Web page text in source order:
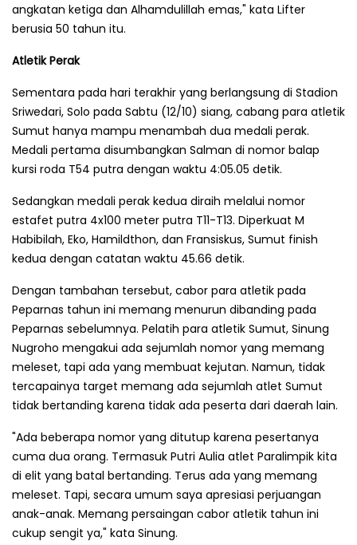
angkatan ketiga dan Alhamdulillah emas," kata Lifter
berusia 50 tahun itu.
Atletik Perak
Sementara pada hari terakhir yang berlangsung di Stadion
Sriwedari, Solo pada Sabtu (12/10) siang, cabang para atletik
Sumut hanya mampu menambah dua medali perak.
Medali pertama disumbangkan Salman di nomor balap
kursi roda T54 putra dengan waktu 4:05.05 detik.
Sedangkan medali perak kedua diraih melalui nomor
estafet putra 4x100 meter putra T11-T13. Diperkuat M
Habibilah, Eko, Hamildthon, dan Fransiskus, Sumut finish
kedua dengan catatan waktu 45.66 detik.
Dengan tambahan tersebut, cabor para atletik pada
Peparnas tahun ini memang menurun dibanding pada
Peparnas sebelumnya. Pelatih para atletik Sumut, Sinung
Nugroho mengakui ada sejumlah nomor yang memang
meleset, tapi ada yang membuat kejutan. Namun, tidak
tercapainya target memang ada sejumlah atlet Sumut
tidak bertanding karena tidak ada peserta dari daerah lain.
"Ada beberapa nomor yang ditutup karena pesertanya
cuma dua orang. Termasuk Putri Aulia atlet Paralimpik kita
di elit yang batal bertanding. Terus ada yang memang
meleset. Tapi, secara umum saya apresiasi perjuangan
anak-anak. Memang persaingan cabor atletik tahun ini
cukup sengit ya," kata Sinung.